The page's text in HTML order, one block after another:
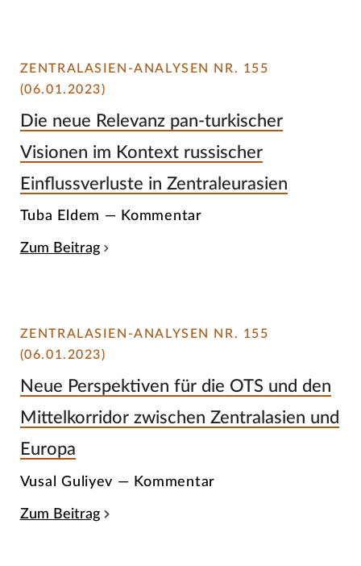
ZENTRALASIEN-ANALYSEN NR. 155
(06.01.2023)
Die neue Relevanz pan-turkischer
Visionen im Kontext russischer
Einflussverluste in Zentraleurasien
Tuba Eldem — Kommentar
Zum Beitrag
ZENTRALASIEN-ANALYSEN NR. 155
(06.01.2023)
Neue Perspektiven für die OTS und den
Mittelkorridor zwischen Zentralasien und
Europa
Vusal Guliyev — Kommentar
Zum Beitrag